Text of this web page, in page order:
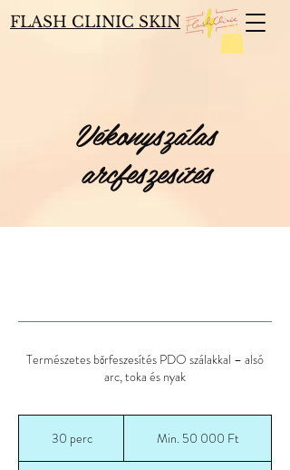
FLASH CLINIC SKIN
Vékonyszálas
arcfeszesítés
Természetes bőrfeszesítés PDO szálakkal – alsó
arc, toka és nyak
30 perc3
Min. 50 000 Ft